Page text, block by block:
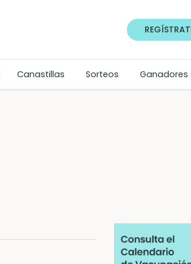
Canastillas Sorteos Ganadores